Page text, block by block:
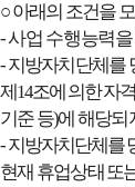
○아래의 조건을
-사업 수행능력
-지방자치단체를
제14조에 의한 자
기준 등)에 해당되
-지방자치단체를
현재 휴업상태 또